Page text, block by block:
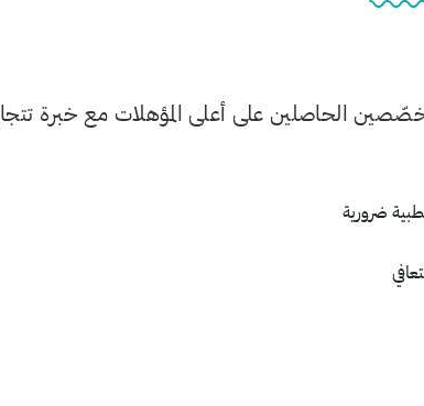
الحاصلين على أعلى المؤهلات مع خبرة تتجاوز 10
ضرورية